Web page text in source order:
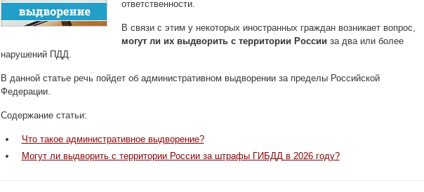
ответственности.
В связи с этим у некоторых иностранных граждан возникает вопрос,
могут ли их выдворить с территории России за два или более
нарушений ПДД.
В данной статье речь пойдет об административном выдворении за пределы Российской
Федерации.
Содержание статьи:
Что такое административное выдворение?
Могут ли выдворить с территории России за штрафы ГИБДД в 2026 году?